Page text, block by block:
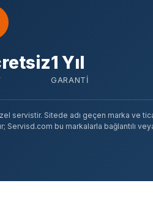
1 Yıl
GARANTI
servistir. Sitede adı geçen marka ve
Servisd.com bu markalarla bağlantılı